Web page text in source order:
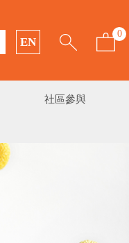
EN
0
社區參與